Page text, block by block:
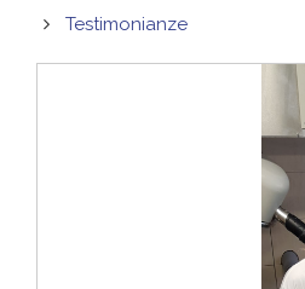
Testimonianze